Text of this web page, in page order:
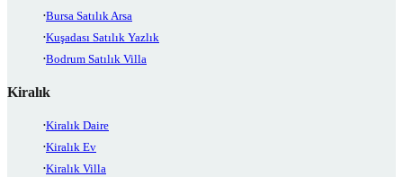
Bursa Satılık Arsa
Kuşadası Satılık Yazlık
Bodrum Satılık Villa
Kiralık
Kiralık Daire
Kiralık Ev
Kiralık Villa